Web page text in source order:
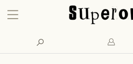
Konto
Suche